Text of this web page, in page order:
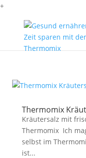
+
Thermomix
Kräutersalz mit
Thermomix Ich
selbst im
ist...